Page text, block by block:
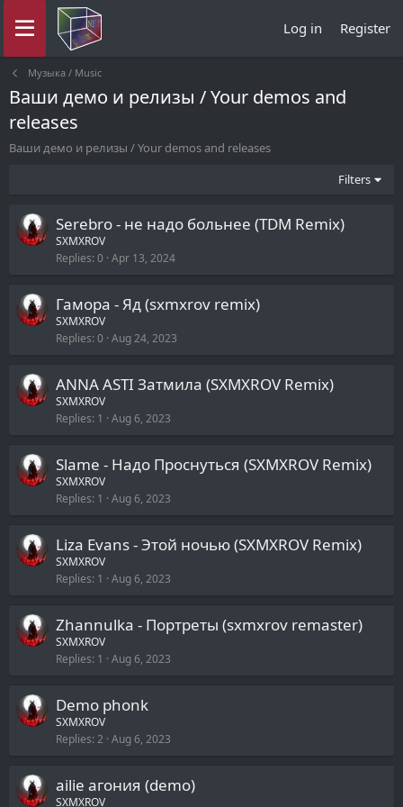
Log in Register
Музыка / Music
Ваши демо и релизы / Your demos and
releases
Ваши демо и релизы / Your demos and releases
Filters
Serebro - не надо больнее (TDM Remix)
SXMXROV
Replies 0 Apr 13, 2024
Гамора - Яд (sxmxrov remix)
SXMXROV
Replies 0 Aug 24, 2023
ANNA ASTI Затмила (SXMXROV Remix)
SXMXROV
Replies 1 Aug 6, 2023
Slame - Надо Проснуться (SXMXROV Remix)
SXMXROV
Replies 1 Aug 6, 2023
Liza Evans - Этой ночью (SXMXROV Remix)
SXMXROV
Replies 1 Aug 6, 2023
Zhannulka - Портреты (sxmxrov remaster)
SXMXROV
Replies 1 Aug 6, 2023
Demo phonk
SXMXROV
Replies 2 Aug 6, 2023
ailie агония (demo)
SXMXROV